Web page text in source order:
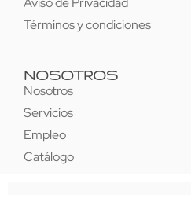
Términos y condiciones
NOSOTROS
Nosotros
Servicios
Empleo
Catálogo